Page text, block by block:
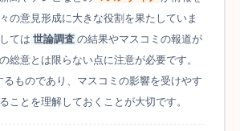
の意見形成に大きな役割を果たしていま
ては 世論調査 の結果やマスコミの報道が
総意とは限らない点に注意が必要です。
るものであり、マスコミの影響を受けやす
ことを理解しておくことが大切です。